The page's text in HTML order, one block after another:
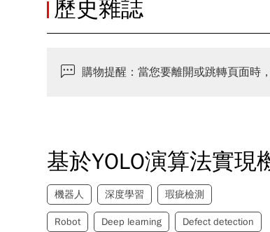
歷史雜誌
購物提醒：當您要離開或跳轉頁面時
基於YOLO演算法實
機器人 深度學習 瑕疵檢測
Robot Deep learning Defect detection